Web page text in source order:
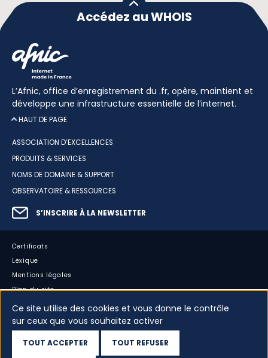
Accédez au WHOIS
L’Afnic, office d’enregistrement du .fr, opère, maintient et
développe une infrastructure essentielle de l’internet.
HAUT DE PAGE
ASSOCIATION D’EXCELLENCES
PRODUITS & SERVICES
NOMS DE DOMAINE & SUPPORT
OBSERVATOIRE & RESSOURCES
S’INSCRIRE À LA NEWSLETTER
Certificats
Lexique
Mentions légales
Plan du site
Accessibilité : partiellement conforme
Cookies
Vos données
Dispositif d’alerte
Ce site utilise des cookies et vous donne le contrôle
sur ceux que vous souhaitez activer
TOUT ACCEPTER TOUT REFUSER